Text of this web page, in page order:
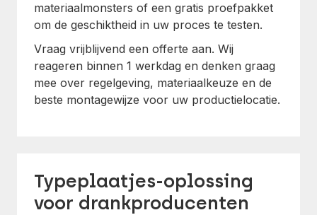
materiaalmonsters of een gratis proefpakket
om de geschiktheid in uw proces te testen.
Vraag vrijblijvend een offerte aan. Wij
reageren binnen 1 werkdag en denken graag
mee over regelgeving, materiaalkeuze en de
beste montagewijze voor uw productielocatie.
Typeplaatjes-oplossing
voor drankproducenten